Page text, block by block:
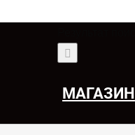
МАГАЗИН